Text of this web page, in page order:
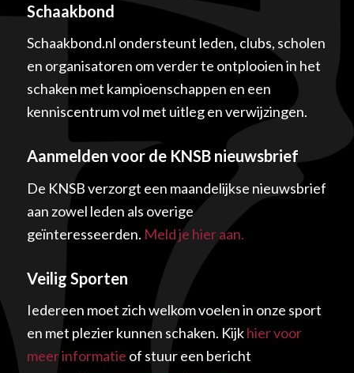
Schaakbond
Schaakbond.nl ondersteunt leden, clubs, scholen
en organisatoren om verder te ontplooien in het
schaken met kampioenschappen en een
kenniscentrum vol met uitleg en verwijzingen.
Aanmelden voor de KNSB nieuwsbrief
De KNSB verzorgt een maandelijkse nieuwsbrief
aan zowel leden als overige
geïnteresseerden. Meld je hier aan.
Veilig Sporten
Iedereen moet zich welkom voelen in onze sport
en met plezier kunnen schaken. Kijkhier voor
meer informatie of stuur een bericht